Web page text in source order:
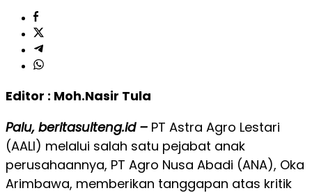
Editor : Moh.Nasir Tula
Palu, beritasulteng.id – PT Astra Agro Lestari
(AALI) melalui salah satu pejabat anak
perusahaannya, PT Agro Nusa Abadi (ANA), Oka
Arimbawa, memberikan tanggapan atas kritik